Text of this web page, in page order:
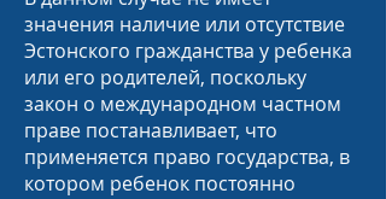
значения наличие или отсутствие
Эстонского гражданства у ребенка
или его родителей, поскольку
закон о международном частном
праве постанавливает, что
применяется право государства, в
котором ребенок постоянно